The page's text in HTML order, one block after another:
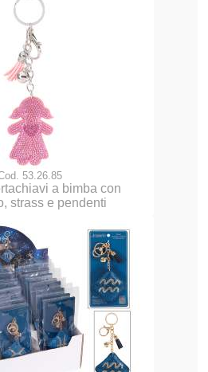
53.26.85
a bimba con
strass e pendenti